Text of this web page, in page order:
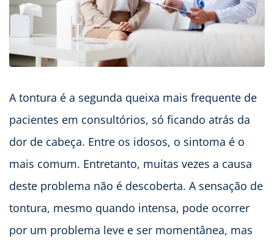
A tontura é a segunda queixa mais frequente de
pacientes em consultórios, só ficando atrás da
dor de cabeça. Entre os idosos, o sintoma é o
mais comum. Entretanto, muitas vezes a causa
deste problema não é descoberta. A sensação de
tontura, mesmo quando intensa, pode ocorrer
por um problema leve e ser momentânea, mas